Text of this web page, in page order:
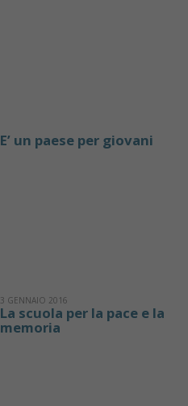
E’ un paese per giovani
3 GENNAIO 2016
La scuola per la pace e la
memoria